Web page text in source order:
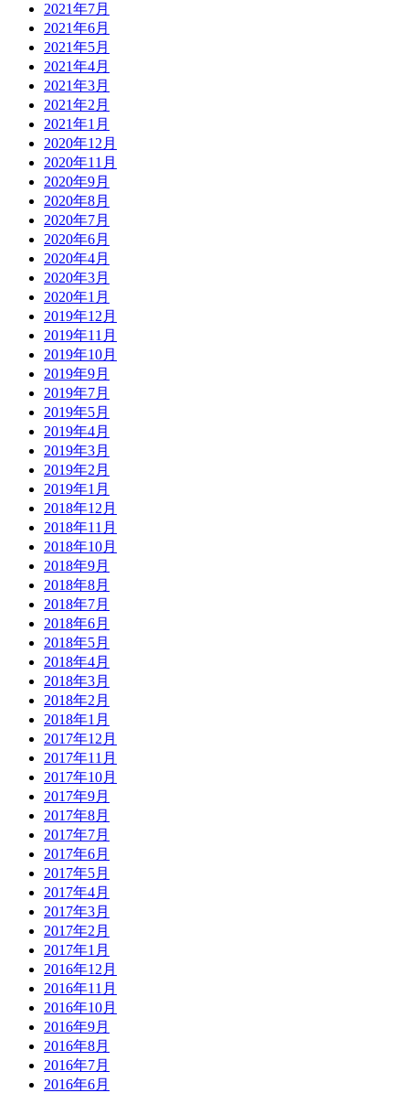
2021年7月
2021年6月
2021年5月
2021年4月
2021年3月
2021年2月
2021年1月
2020年12月
2020年11月
2020年9月
2020年8月
2020年7月
2020年6月
2020年4月
2020年3月
2020年1月
2019年12月
2019年11月
2019年10月
2019年9月
2019年7月
2019年5月
2019年4月
2019年3月
2019年2月
2019年1月
2018年12月
2018年11月
2018年10月
2018年9月
2018年8月
2018年7月
2018年6月
2018年5月
2018年4月
2018年3月
2018年2月
2018年1月
2017年12月
2017年11月
2017年10月
2017年9月
2017年8月
2017年7月
2017年6月
2017年5月
2017年4月
2017年3月
2017年2月
2017年1月
2016年12月
2016年11月
2016年10月
2016年9月
2016年8月
2016年7月
2016年6月